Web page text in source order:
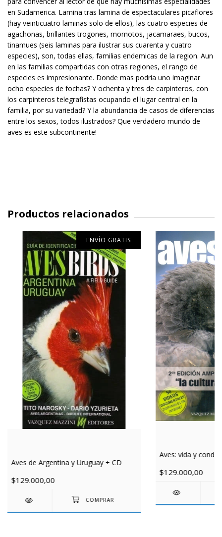
en Sudamerica. Lamina tras lamina de espectaculares picaflores
(hay veinticuatro laminas solo de ellos), las cuatro especies de
agachonas, brillantes trogones, momotos, jacamaraes, bucos,
tinamues (seis laminas para ilustrar sus cuarenta y cuatro
especies), son, todas ellas, familias endemicas de la region. Aun
en las familias compartidas con otras regiones, el rango de
especies es impresionante. Donde mas podria uno imaginar
ocho especies de fochas? Y ochenta y tres de carpinteros, con
los carpinteros telegrafistas ocupando el lugar central en la
familia, por su variedad? Y la abundancia de casos de diferencias
entre los sexos, todos ilustrados? Que verdadero mundo de
aves es este subcontinente!
Productos relacionados
ENVÍO GRATIS
Aves de Argentina y Uruguay + CD
$129.000,00
Aves: vida y
$129.000,00